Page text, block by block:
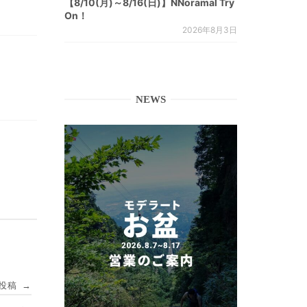
稿 →
【8/10(月)～8/16(日)】NNoramal Try
On！
2026年8月3日
NEWS